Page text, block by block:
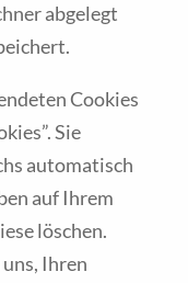
abgelegt
Cookies
Sie
automatisch
auf Ihrem
löschen.
Ihren